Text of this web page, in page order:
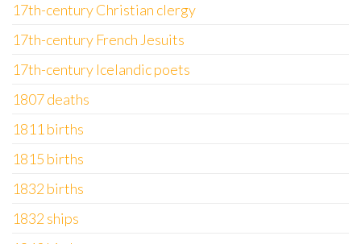
17th-century Christian clergy
17th-century French Jesuits
17th-century Icelandic poets
1807 deaths
1811 births
1815 births
1832 births
1832 ships